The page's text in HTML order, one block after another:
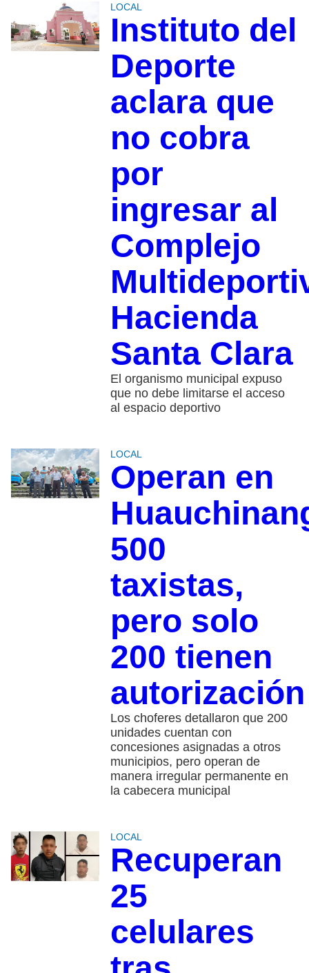
LOCAL
Instituto del
Deporte
aclara que
no cobra
por
ingresar al
Complejo
Hacienda
Santa Clara
El organismo municipal expuso
que no debe limitarse el acceso
al espacio deportivo
LOCAL
Operan en
500
taxistas,
pero solo
200 tienen
autorización
Los choferes detallaron que 200
unidades cuentan con
concesiones asignadas a otros
municipios, pero operan de
manera irregular permanente en
la cabecera municipal
LOCAL
Recuperan
25
celulares